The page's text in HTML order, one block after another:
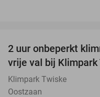
2 uur onbeperkt
vrije val bij Klimpark
Klimpark Twiske
Oostzaan